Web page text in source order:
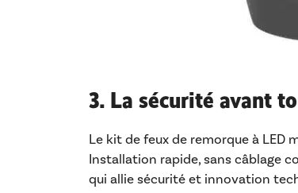
3. La sécurité avant
Le kit de feux de remorque à LED
Installation rapide, sans câblage
qui allie sécurité et innovation